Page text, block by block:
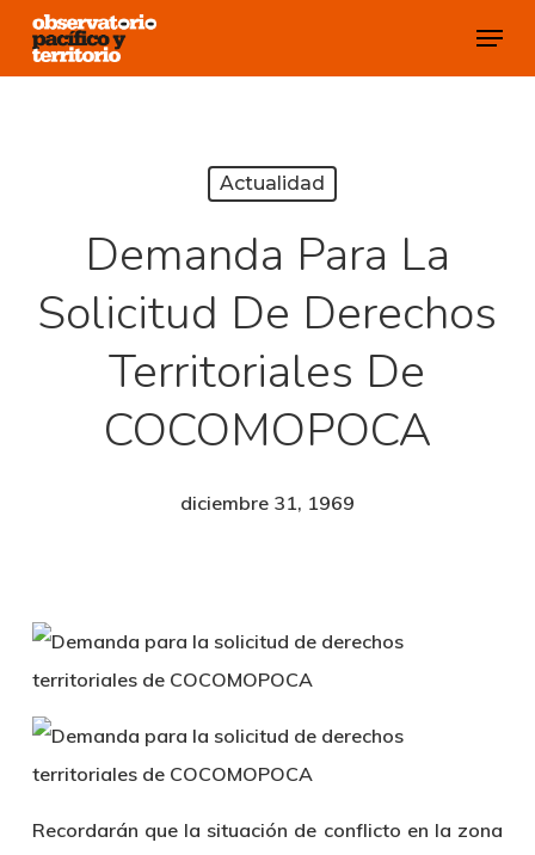
Skip
Menu
Actualidad
Demanda Para La
Solicitud De Derechos
Territoriales De
COCOMOPOCA
diciembre 31, 1969
Recordarán que la situación de conflicto en la zona
Close